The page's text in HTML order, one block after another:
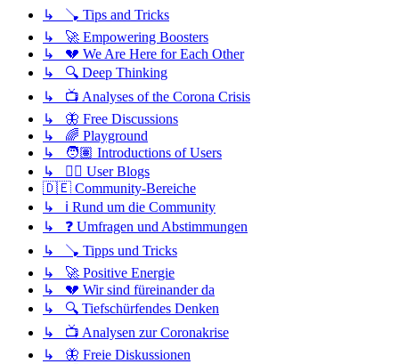
↳ 🪠 Tips and Tricks
↳ 🚀 Empowering Boosters
↳ 💔 We Are Here for Each Other
↳ 🔍 Deep Thinking
↳ 📺 Analyses of the Corona Crisis
↳ 🦋 Free Discussions
↳ 🌈 Playground
↳ 🧑🏽 Introductions of Users
↳ ✍🏽 User Blogs
🇩🇪 Community-Bereiche
↳ ℹ️ Rund um die Community
↳ ❓ Umfragen und Abstimmungen
↳ 🪠 Tipps und Tricks
↳ 🚀 Positive Energie
↳ 💔 Wir sind füreinander da
↳ 🔍 Tiefschürfendes Denken
↳ 📺 Analysen zur Coronakrise
↳ 🦋 Freie Diskussionen